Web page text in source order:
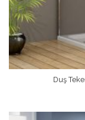
Duş